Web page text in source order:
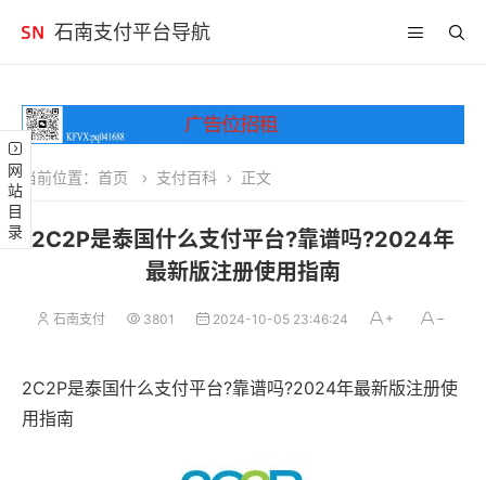
石南支付平台导航
网站目录 当前位置： 首页 支付百科 正文
2C2P是泰国什么支付平台?靠谱吗?2024年
最新版注册使用指南
石南支付 3801 2024-10-05 23:46:24
2C2P是泰国什么支付平台?靠谱吗?2024年最新版注册使
用指南